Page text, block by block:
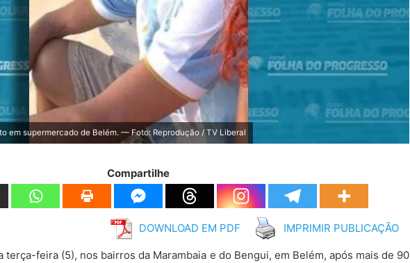
em supermercado de Belém. — Foto: Reprodução / TV Liberal
Compartilhe
DOWNLOAD EM PDF IMPRIMIR PUBLICAÇÃO
terça-feira (5), nos bairros da Marambaia e do Bengui, em Belém, após mais de 90